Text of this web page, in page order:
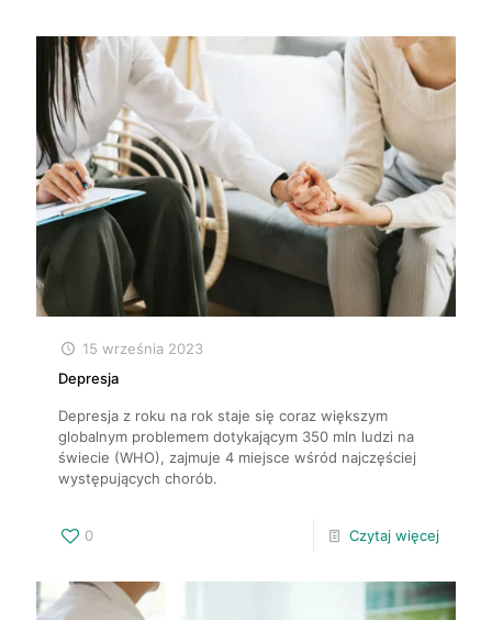
15 września 2023
Depresja
Depresja z roku na rok staje się coraz większym
globalnym problemem dotykającym 350 mln ludzi na
świecie (WHO), zajmuje 4 miejsce wśród najczęściej
występujących chorób.
0 Czytaj więcej